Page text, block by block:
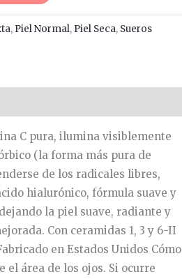
, Piel Normal, Piel Seca, Sueros
C pura, ilumina visiblemente
(la forma más pura de
de los radicales libres,
hialurónico, fórmula suave y
la piel suave, radiante y
Con ceramidas 1, 3 y 6-II
en Estados Unidos Cómo
área de los ojos. Si ocurre